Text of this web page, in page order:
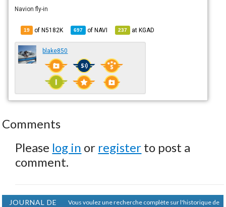
Navion fly-in
19 of N5182K 697 ofNAVI 237 atKGAD
blake850
Comments
Please log in or register to post a
comment.
JOURNAL DE
Vous voulez une recherche complète sur l'historique de